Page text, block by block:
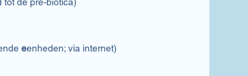
eenheden; via internet)